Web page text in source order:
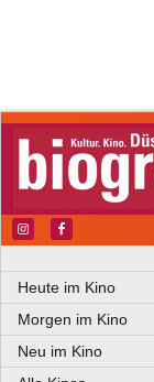
Heute im Kino
Morgen im Kino
Neu im Kino